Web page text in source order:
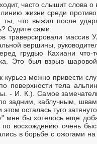
часто слышит слова
жизни среди
ты, что выжил после
Судите сами:
траверсировали
вершины,
грудью Кахиани
Это был взрыв
курьез можно привести
тела
- И. К.). Самое
задним, каблучным,
осталась туго
мне бы хотелось еще
восхождению очень
в борьбе с ожогами